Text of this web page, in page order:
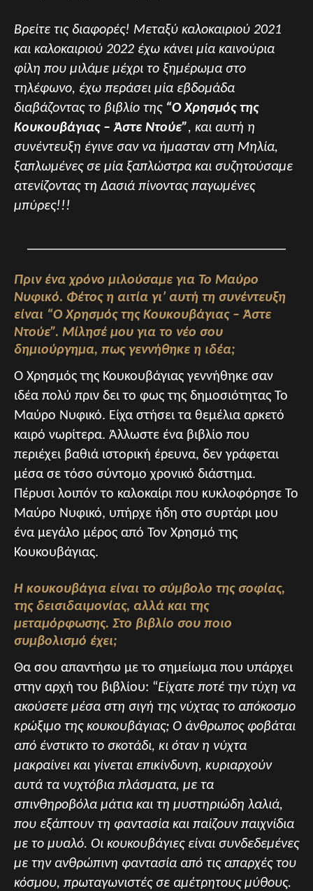
Βρείτε τις διαφορές! Μεταξύ καλοκαιριού 2021
και καλοκαιριού 2022 έχω κάνει μία καινούρια
φίλη που μιλάμε μέχρι το ξημέρωμα στο
τηλέφωνο, έχω περάσει μία εβδομάδα
διαβάζοντας το βιβλίο της “Ο Χρησμός της
Κουκουβάγιας – Άστε Ντούε”, και αυτή η
συνέντευξη έγινε σαν να ήμασταν στη Μηλία,
ξαπλωμένες σε μία ξαπλώστρα και συζητούσαμε
ατενίζοντας τη Δασιά πίνοντας παγωμένες
μπύρες!!!
Πριν ένα χρόνο μιλούσαμε για Το Μαύρο
Νυφικό. Φέτος η αιτία γι’ αυτή τη συνέντευξη
είναι “Ο Χρησμός της Κουκουβάγιας – Άστε
Ντούε”. Μίλησέ μου για το νέο σου
δημιούργημα, πως γεννήθηκε η ιδέα;
Ο Χρησμός της Κουκουβάγιας γεννήθηκε σαν
ιδέα πολύ πριν δει το φως της δημοσιότητας Το
Μαύρο Νυφικό. Είχα στήσει τα θεμέλια αρκετό
καιρό νωρίτερα. Άλλωστε ένα βιβλίο που
περιέχει βαθιά ιστορική έρευνα, δεν γράφεται
μέσα σε τόσο σύντομο χρονικό διάστημα.
Πέρυσι λοιπόν το καλοκαίρι που κυκλοφόρησε Το
Μαύρο Νυφικό, υπήρχε ήδη στο συρτάρι μου
ένα μεγάλο μέρος από Τον Χρησμό της
Κουκουβάγιας.
Η κουκουβάγια είναι το σύμβολο της σοφίας,
της δεισιδαιμονίας, αλλά και της
μεταμόρφωσης. Στο βιβλίο σου ποιο
συμβολισμό έχει;
Θα σου απαντήσω με το σημείωμα που υπάρχει
στην αρχή του βιβλίου: “Είχατε ποτέ την τύχη να
ακούσετε μέσα στη σιγή της νύχτας το απόκοσμο
κρώξιμο της κουκουβάγιας; Ο άνθρωπος φοβάται
από ένστικτο το σκοτάδι, κι όταν η νύχτα
μακραίνει και γίνεται επικίνδυνη, κυριαρχούν
αυτά τα νυχτόβια πλάσματα, με τα
σπινθηροβόλα μάτια και τη μυστηριώδη λαλιά,
που εξάπτουν τη φαντασία και παίζουν παιχνίδια
με το μυαλό. Οι κουκουβάγιες είναι συνδεδεμένες
με την ανθρώπινη φαντασία από τις απαρχές του
κόσμου, πρωταγωνιστές σε αμέτρητους μύθους.